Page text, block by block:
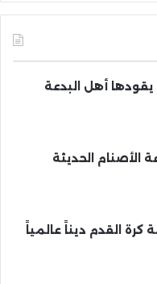
أهل البدعة
الأصنام الحديثة
القدم ديناً عالمياً